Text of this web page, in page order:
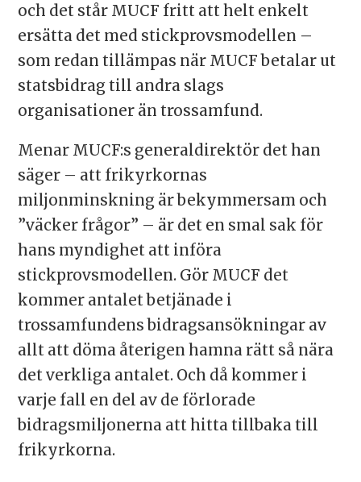
och det står MUCF fritt att helt enkelt
ersätta det med stickprovsmodellen –
som redan tillämpas när MUCF betalar ut
statsbidrag till andra slags
organisationer än trossamfund.
Menar MUCF:s generaldirektör det han
säger – att frikyrkornas
miljonminskning är bekymmersam och
”väcker frågor” – är det en smal sak för
hans myndighet att införa
stickprovsmodellen. Gör MUCF det
kommer antalet betjänade i
trossamfundens bidragsansökningar av
allt att döma återigen hamna rätt så nära
det verkliga antalet. Och då kommer i
varje fall en del av de förlorade
bidragsmiljonerna att hitta tillbaka till
frikyrkorna.